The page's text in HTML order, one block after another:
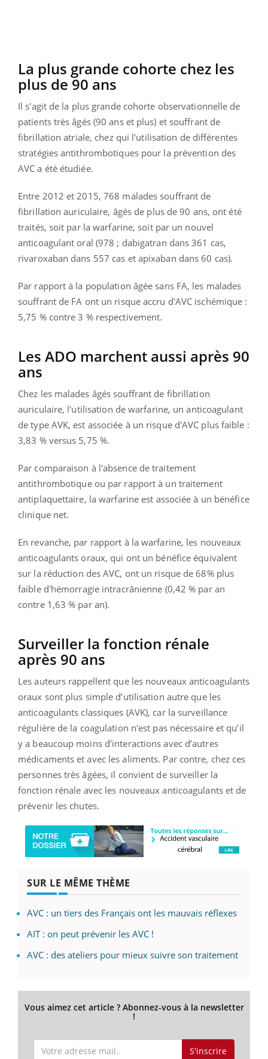
La plus grande cohorte chez les
plus de 90 ans
Il s'agit de la plus grande cohorte observationnelle de
patients très âgés (90 ans et plus) et souffrant de
fibrillation atriale, chez qui l'utilisation de différentes
stratégies antithrombotiques pour la prévention des
AVC a été étudiée.
Entre 2012 et 2015, 768 malades souffrant de
fibrillation auriculaire, âgés de plus de 90 ans, ont été
traités, soit par la warfarine, soit par un nouvel
anticoagulant oral (978 ; dabigatran dans 361 cas,
rivaroxaban dans 557 cas et apixaban dans 60 cas).
Par rapport à la population âgée sans FA, les malades
souffrant de FA ont un risque accru d'AVC ischémique :
5,75 % contre 3 % respectivement.
Les ADO marchent aussi après 90
ans
Chez les malades âgés souffrant de fibrillation
auriculaire, l'utilisation de warfarine, un anticoagulant
de type AVK, est associée à un risque d'AVC plus faible :
3,83 % versus 5,75 %.
Par comparaison à l'absence de traitement
antithrombotique ou par rapport à un traitement
antiplaquettaire, la warfarine est associée à un bénéfice
clinique net.
En revanche, par rapport à la warfarine, les nouveaux
anticoagulants oraux, qui ont un bénéfice équivalent
sur la réduction des AVC, ont un risque de 68% plus
faible d'hémorragie intracrânienne (0,42 % par an
contre 1,63 % par an).
Surveiller la fonction rénale
après 90 ans
Les auteurs rappellent que les nouveaux anticoagulants
oraux sont plus simple d’utilisation autre que les
anticoagulants classiques (AVK), car la surveillance
régulière de la coagulation n'est pas nécessaire et qu’il
y a beaucoup moins d'interactions avec d’autres
médicaments et avec les aliments. Par contre, chez ces
personnes très âgées, il convient de surveiller la
fonction rénale avec les nouveaux anticoagulants et de
prévenir les chutes.
SUR LE MÊME THÈME
AVC : un tiers des Français ont les mauvais réflexes
AIT : on peut prévenir les AVC !
AVC : des ateliers pour mieux suivre son traitement
Vous aimez cet article ? Abonnez-vous à la newsletter
!
S'inscrire